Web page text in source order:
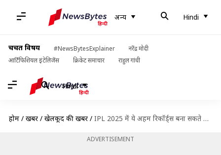
अन्य Hindi
चर्चित विषय #NewsBytesExplainer
नरेंद्र मोदी
आर्टिफिशियल इंटेलिजेंस
क्रिकेट समाचार राहुल गांधी
Hindi
होम / खबरें / खेलकूद की खबरें / IPL 2025 में ये अहम रिकॉर्ड्स बना सकते हैं महेंद्र सिंह धोनी
ADVERTISEMENT